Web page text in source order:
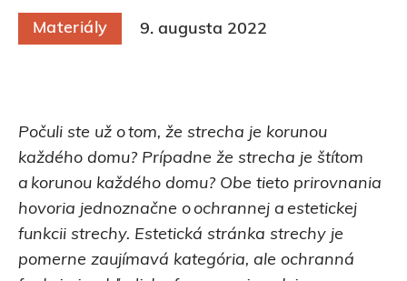
Materiály 9. augusta 2022
Počuli ste už o tom, že strecha je korunou
každého domu? Prípadne že strecha je štítom
a korunou každého domu? Obe tieto prirovnania
hovoria jednoznačne o ochrannej a estetickej
funkcii strechy. Estetická stránka strechy je
pomerne zaujímavá kategória, ale ochranná